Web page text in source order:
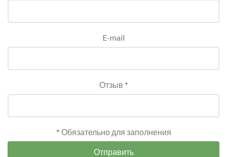
E-mail
Отзыв *
* Обязательно для заполнения
Отправить